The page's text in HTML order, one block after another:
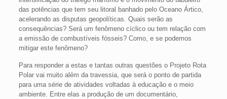
das potências que tem seu litoral banhado pelo Oceano Ártico,
acelerando as disputas geopolíticas. Quais serão as
consequências? Será um fenômeno cíclico ou tem relação com
a emissão de combustíveis fósseis? Como, e se podemos
mitigar este fenômeno?
Para responder a estas e tantas outras questões o Projeto Rota
Polar vai muito além da travessia, que será o ponto de partida
para uma série de atividades voltadas à educação e o meio
ambiente. Entre elas a produção de um documentário,